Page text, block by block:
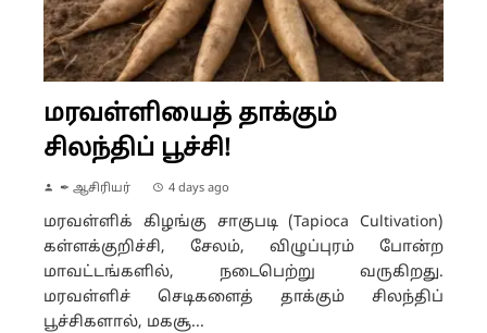
மரவள்ளியைத் தாக்கும்
சிலந்திப் பூச்சி!
✒ ஆசிரியர் 4 days ago
மரவள்ளிக் கிழங்கு சாகுபடி (Tapioca Cultivation)
கள்ளக்குறிச்சி, சேலம், விழுப்புரம் போன்ற
மாவட்டங்களில், நடைபெற்று வருகிறது.
மரவள்ளிச் செடிகளைத் தாக்கும் சிலந்திப்
பூச்சிகளால், மகசூ...